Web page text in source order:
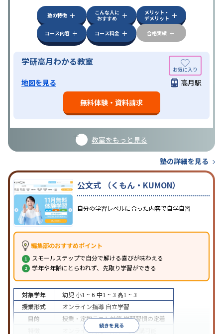
塾の特徴
こんな人に
おすすめ
メリット・
デメリット
コース内容
コース料金 合格実績
学研高月わかる教室
地図を見る
高月駅
無料体験・資料請求
教室をもっと見る
塾の詳細を見る
公文式 （くもん・KUMON）
自分の学習レベルに合った内容で自学自習
編集部のおすすめポイント
スモールステップで自分で解ける喜びが味わえる
学年や年齢にとらわれず、先取り学習ができる
続きを見る
対象学年 幼児 小1 ~ 6 中1 ~ 3 高1 ~ 3
授業形式
オンライン指導 自立学習
目的
授業・定期テスト対策学習習慣の定着
オンライン対応1科目から受講可能